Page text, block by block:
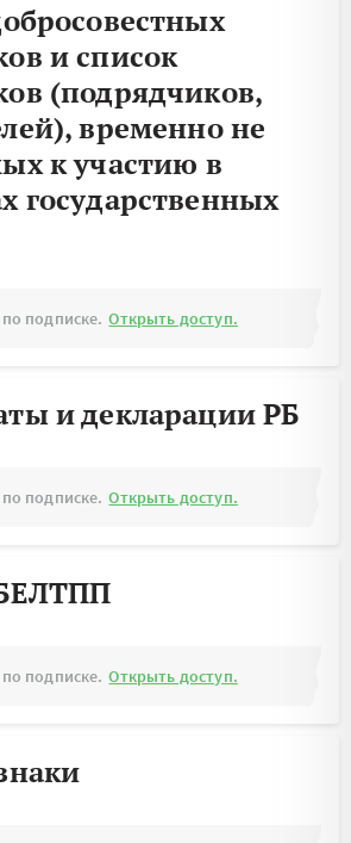
и список
(подрядчиков,
временно не
к участию в
государственных
подписке. Открыть доступ.
и декларации РБ
подписке. Открыть доступ.
подписке. Открыть доступ.